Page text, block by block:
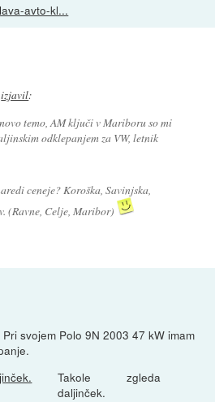
avto-kl...
izjavil:
temo, AM ključi v Mariboru so mi
odklepanjem za VW, letnik
ceneje? Koroška, Savinjska,
(Ravne, Celje, Maribor)
svojem Polo 9N 2003 47 kW imam
Takole zgleda
daljinček.